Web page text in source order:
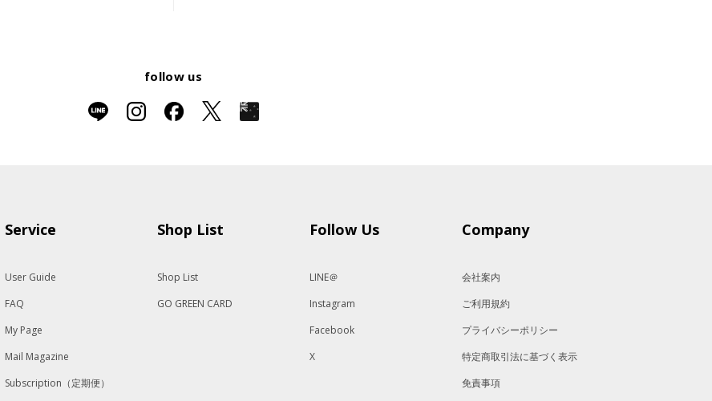
follow us
Service
User Guide
FAQ
My Page
Mail Magazine
Subscription（定期便）
Shop List
Shop List
GO GREEN CARD
Follow Us
LINE＠
Instagram
Facebook
X
Company
会社案内
ご利用規約
プライバシーポリシー
特定商取引法に基づく表示
免責事項